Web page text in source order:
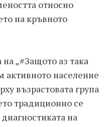
относно
на кръвното
„#Защото аз така
активното население
възрастовата група
традиционно се
на